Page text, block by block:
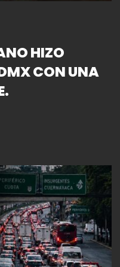
HIZO
CON UNA